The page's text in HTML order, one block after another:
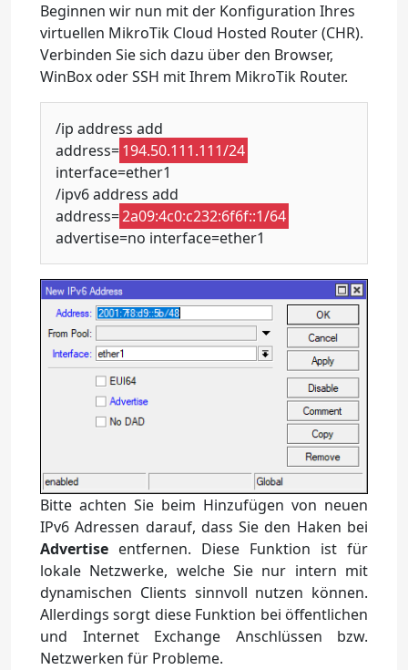
Beginnen wir nun mit der Konfiguration Ihres
virtuellen MikroTik Cloud Hosted Router (CHR).
Verbinden Sie sich dazu über den Browser,
WinBox oder SSH mit Ihrem MikroTik Router.
/ip address add
address=194.50.111.111/24
interface=ether1
/ipv6 address add
address=2a09:4c0:c232:6f6f::1/64
advertise=no interface=ether1
Bitte achten Sie beim Hinzufügen von neuen
IPv6 Adressen darauf, dass Sie den Haken bei
Advertise entfernen. Diese Funktion ist für
lokale Netzwerke, welche Sie nur intern mit
dynamischen Clients sinnvoll nutzen können.
Allerdings sorgt diese Funktion bei öffentlichen
und Internet Exchange Anschlüssen bzw.
Netzwerken für Probleme.